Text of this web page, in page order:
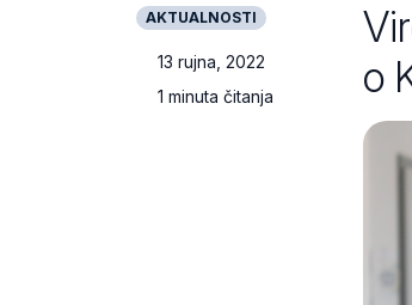
AKTUALNOSTI
13 rujna, 2022
1 minuta čitanja
o